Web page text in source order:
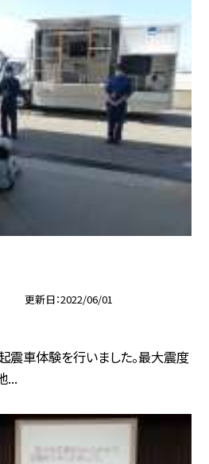
更新日 2022/06/01
震車体験を行いました。最大震度
...